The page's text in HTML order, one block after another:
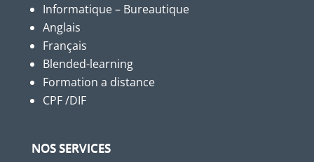
Informatique – Bureautique
Anglais
Français
Blended-learning
Formation a distance
CPF /DIF
NOS SERVICES